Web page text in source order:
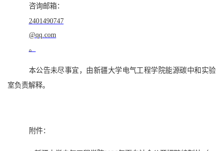
咨询邮箱：
2401490747
@qq.com
。
本公告未尽事宜，由新疆大学电气工程学院能源碳中和实验
室负责解释。
附件：